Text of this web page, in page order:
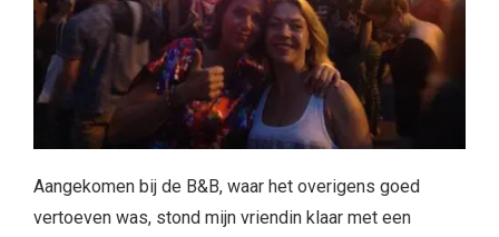
Aangekomen bij de B&B, waar het overigens goed
vertoeven was, stond mijn vriendin klaar met een